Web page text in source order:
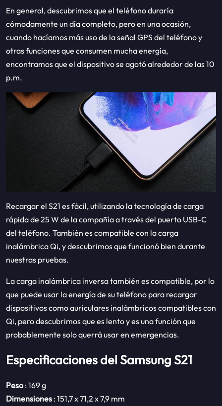
En general, descubrimos que el teléfono duraría
cómodamente un día completo, pero en una ocasión,
cuando hacíamos más uso de la señal GPS del teléfono y
otras funciones que consumen mucha energía,
encontramos que el dispositivo se agotó alrededor de las 10
p.m.
Recargar el S21 es fácil, utilizando la tecnología de carga
rápida de 25 W de la compañía a través del puerto USB-C
del teléfono. También es compatible con la carga
inalámbrica Qi, y descubrimos que funcionó bien durante
nuestras pruebas.
La carga inalámbrica inversa también es compatible, por lo
que puede usar la energía de su teléfono para recargar
dispositivos como auriculares inalámbricos compatibles con
Qi, pero descubrimos que es lento y es una función que
probablemente solo querrá usar en emergencias.
Especificaciones del Samsung S21
Peso: 169 g
Dimensiones : 151,7 x 71,2 x 7,9 mm